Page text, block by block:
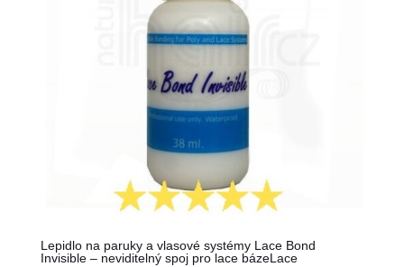
Lepidlo na paruky a vlasové systémy Lace Bond
Invisible – neviditelný spoj pro lace bázeLace